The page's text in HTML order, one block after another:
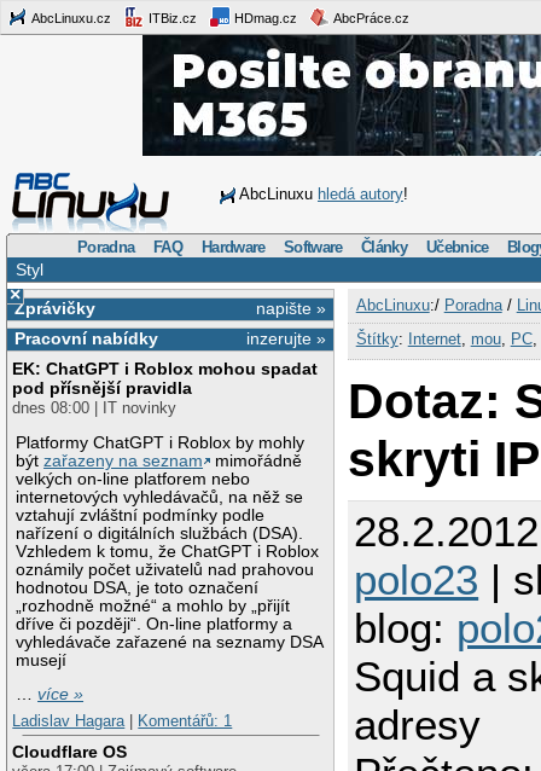
AbcLinuxu.cz ITBiz.cz HDmag.cz AbcPráce.cz
AbcLinuxu hledá autory!
Poradna FAQ Hardware Software Články Učebnice
Styl
×
napište »
Zprávičky
inzerujte »
Pracovní nabídky
EK: ChatGPT i Roblox mohou spadat
pod přísnější pravidla
dnes 08:00 | IT novinky
Platformy ChatGPT i Roblox by mohly
býtzařazeny na seznam
mimořádně
velkých on-line platforem nebo
internetových vyhledávačů, na něž se
vztahují zvláštní podmínky podle
nařízení o digitálních službách (DSA).
Vzhledem k tomu, že ChatGPT i Roblox
oznámily počet uživatelů nad prahovou
hodnotou DSA, je toto označení
„rozhodně možné“ a mohlo by „přijít
dříve či později“. On-line platformy a
vyhledávače zařazené na seznamy DSA
musejí
…více »
Ladislav Hagara
Komentářů: 1
Cloudflare OS
AbcLinuxu:/ Poradna/
Štítky: Internet, mou, PC,
Dotaz:
skryti
polo23 |
blog:
Squid a
adresy